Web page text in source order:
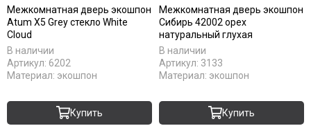
Межкомнатная дверь экошпон
Atum X5 Grey стекло White
Cloud
В наличии
Артикул: 6202
Материал: экошпон
Купить
Межкомнатная дверь экошпон
Сибирь 42002 орех
натуральный глухая
В наличии
Артикул: 3133
Материал: экошпон
Купить